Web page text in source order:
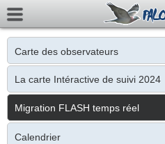
Carte des observateurs
La carte Intéractive de suivi 2024
Migration FLASH temps réel
Calendrier